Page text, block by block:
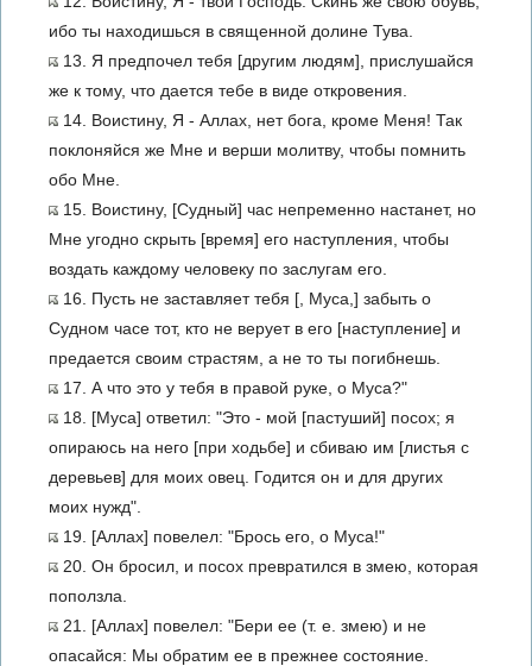
ибо ты находишься в священной долине Тува.
13. Я предпочел тебя [другим людям], прислушайся
же к тому, что дается тебе в виде откровения.
14. Воистину, Я - Аллах, нет бога, кроме Меня! Так
поклоняйся же Мне и верши молитву, чтобы помнить
обо Мне.
15. Воистину, [Судный] час непременно настанет, но
Мне угодно скрыть [время] его наступления, чтобы
воздать каждому человеку по заслугам его.
16. Пусть не заставляет тебя [, Муса,] забыть о
Судном часе тот, кто не верует в его [наступление] и
предается своим страстям, а не то ты погибнешь.
17. А что это у тебя в правой руке, о Муса?"
18. [Муса] ответил: "Это - мой [пастуший] посох; я
опираюсь на него [при ходьбе] и сбиваю им [листья с
деревьев] для моих овец. Годится он и для других
моих нужд".
19. [Аллах] повелел: "Брось его, о Муса!"
20. Он бросил, и посох превратился в змею, которая
поползла.
21. [Аллах] повелел: "Бери ее (т. е. змею) и не
опасайся: Мы обратим ее в прежнее состояние.